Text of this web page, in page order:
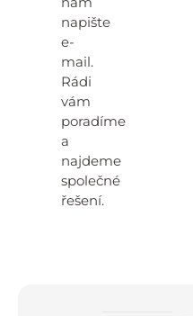
napište
e-
mail.
Rádi
vám
poradíme
a
najdeme
společné
řešení.